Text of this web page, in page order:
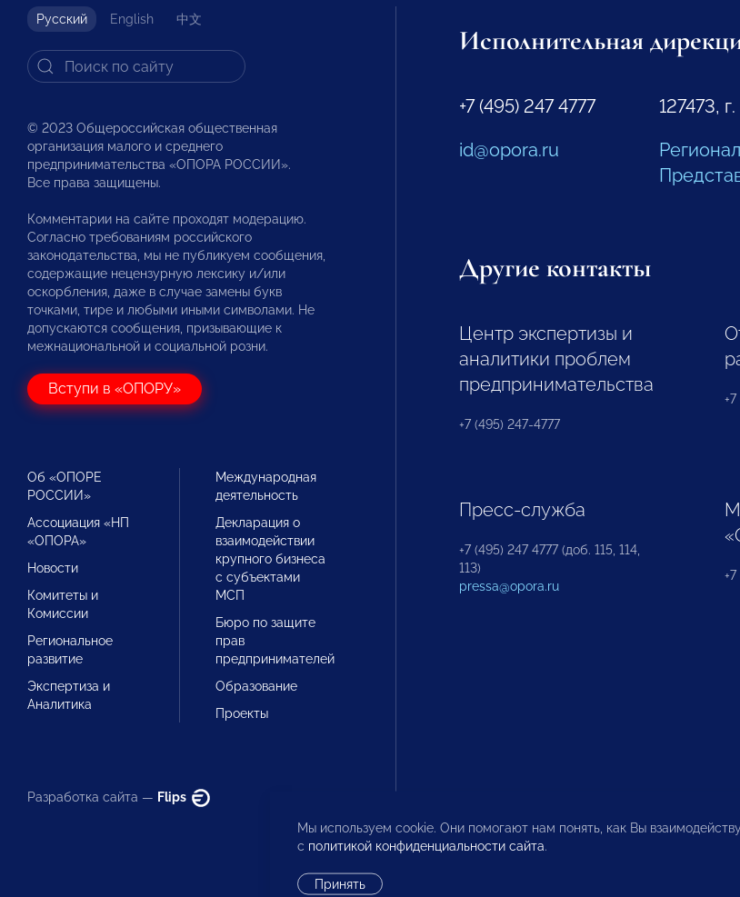
Русский English 中文
© 2023 Общероссийская общественная
организация малого и среднего
предпринимательства «ОПОРА РОССИИ».
Все права защищены.
Комментарии на сайте проходят модерацию.
Согласно требованиям российского
законодательства, мы не публикуем сообщения,
содержащие нецензурную лексику и/или
оскорбления, даже в случае замены букв
точками, тире и любыми иными символами. Не
допускаются сообщения, призывающие к
межнациональной и социальной розни.
Вступи в «ОПОРУ»
Об «ОПОРЕ
РОССИИ»
Ассоциация «НП
«ОПОРА»
Новости
Комитеты и
Комиссии
Региональное
развитие
Экспертиза и
Аналитика
Международная
деятельность
Декларация о
взаимодействии
крупного бизнеса
с субъектами
МСП
Бюро по защите
прав
предпринимателей
Образование
Проекты
Разработка сайта — Flips
Исполнительная
+7 (495) 247 4777
id@opora.ru
127473,
Другие контакты
Центр экспертизы и
аналитики проблем
предпринимательства
+7 (495) 247-4777
Пресс-служба
+7 (495) 247 4777 (доб. 115, 114,
113)
pressa@opora.ru
Мы используем cookie. Они помогают нам понять, как Вы
с политикой конфиденциальности сайта.
Принять